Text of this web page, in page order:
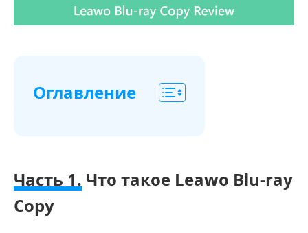
Оглавление
такое
Leawo
Часть 1. Что такое Leawo Blu-ray
Copy